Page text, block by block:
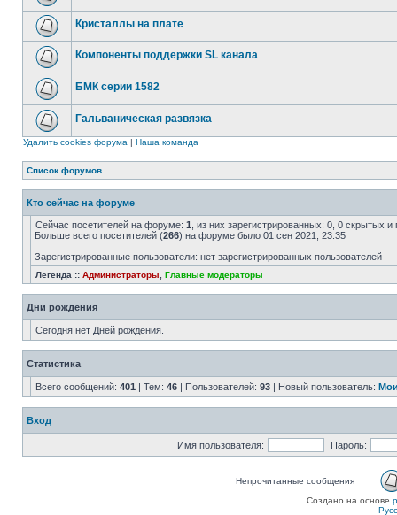
Кристаллы на плате
Компоненты поддержки SL канала
БМК серии 1582
Гальваническая развязка
Удалить cookies форума | Наша команда
Список форумов
Кто сейчас на форуме
Сейчас посетителей на форуме: 1 , из них зарегистрированных: 0, 0 скрытых
Больше всего посетителей (266) на форуме было 01 сен 2021, 23:35
Зарегистрированные пользователи: нет зарегистрированных пользователей
Легенда :: Администраторы Главные модераторы
Дни рождения
Сегодня нет Дней рождения.
Статистика
Всего сообщений: 401 | Тем: 46 | Пользователей: 93 | Новый пользователь:
Вход
Имя пользователя: Пароль:
Непрочитанные сообщения
Создано на основе